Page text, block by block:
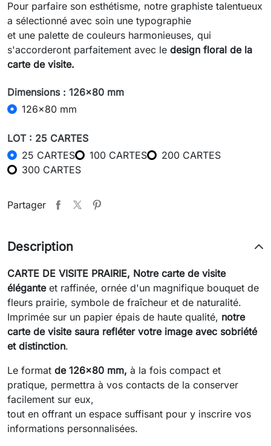
Pour parfaire son esthétisme, notre graphiste talentueux
a sélectionné avec soin une typographie
et une palette de couleurs harmonieuses, qui
s'accorderont parfaitement avec le design floral de la
carte de visite.
Dimensions : 126x80 mm
126x80 mm
LOT : 25 CARTES
25 CARTES
100 CARTES
200 CARTES
300 CARTES
Partager
Description
CARTE DE VISITE PRAIRIE, Notre carte de visite
éléganteet raffinée, ornée d'un magnifique bouquet de
fleurs prairie, symbole de fraîcheur et de naturalité.
Imprimée sur un papier épais de haute qualité, notre
carte de visite saura refléter votre image avec sobriété
et distinction.
Le format de 126x80 mm, à la fois compact et
pratique, permettra à vos contacts de la conserver
facilement sur eux,
tout en offrant un espace suffisant pour y inscrire vos
informations personnalisées.